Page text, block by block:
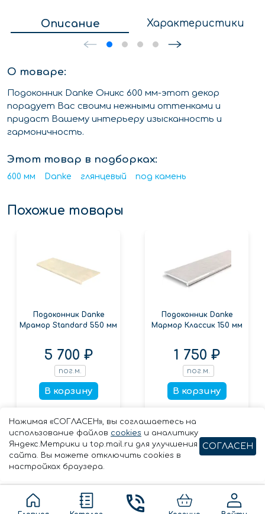
Описание Характеристики
О товаре:
Подоконник Danke Оникс 600 мм-этот декор
порадует Вас своими нежными оттенками и
придаст Вашему интерьеру изысканность и
гармоничность.
Этот товар в подборках:
600 мм Danke глянцевый под камень
Похожие товары
Подоконник Danke
Мрамор Standard 550 мм
5 700 ₽
пог.м.
В корзину
Подоконник Danke
Мармор Классик 150 мм
1 750 ₽
пог.м.
В корзину
Нажимая «СОГЛАСЕН», вы соглашаетесь на
использование файлов cookies и аналитику
Яндекс.Метрики и top.mail.ru для улучшения
сайта. Вы можете отключить cookies в
настройках браузера.
СОГЛАСЕН